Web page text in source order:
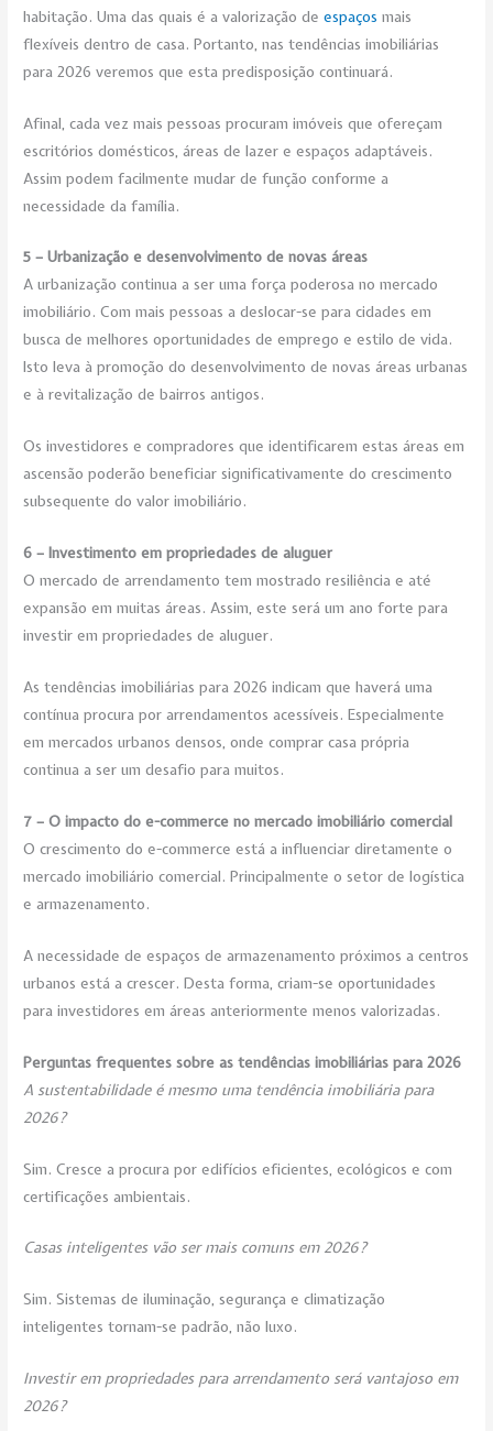
habitação. Uma das quais é a valorização deespaços mais
flexíveis dentro de casa. Portanto, nas tendências imobiliárias
para 2026 veremos que esta predisposição continuará.
Afinal, cada vez mais pessoas procuram imóveis que ofereçam
escritórios domésticos, áreas de lazer e espaços adaptáveis.
Assim podem facilmente mudar de função conforme a
necessidade da família.
5 – Urbanização e desenvolvimento de novas áreas
A urbanização continua a ser uma força poderosa no mercado
imobiliário. Com mais pessoas a deslocar-se para cidades em
busca de melhores oportunidades de emprego e estilo de vida.
Isto leva à promoção do desenvolvimento de novas áreas urbanas
e à revitalização de bairros antigos.
Os investidores e compradores que identificarem estas áreas em
ascensão poderão beneficiar significativamente do crescimento
subsequente do valor imobiliário.
6 – Investimento em propriedades de aluguer
O mercado de arrendamento tem mostrado resiliência e até
expansão em muitas áreas. Assim, este será um ano forte para
investir em propriedades de aluguer.
As tendências imobiliárias para 2026 indicam que haverá uma
contínua procura por arrendamentos acessíveis. Especialmente
em mercados urbanos densos, onde comprar casa própria
continua a ser um desafio para muitos.
7 – O impacto do e-commerce no mercado imobiliário comercial
O crescimento do e-commerce está a influenciar diretamente o
mercado imobiliário comercial. Principalmente o setor de logística
e armazenamento.
A necessidade de espaços de armazenamento próximos a centros
urbanos está a crescer. Desta forma, criam-se oportunidades
para investidores em áreas anteriormente menos valorizadas.
Perguntas frequentes sobre as tendências imobiliárias para 2026
A sustentabilidade é mesmo uma tendência imobiliária para
2026?
Sim. Cresce a procura por edifícios eficientes, ecológicos e com
certificações ambientais.
Casas inteligentes vão ser mais comuns em 2026?
Sim. Sistemas de iluminação, segurança e climatização
inteligentes tornam-se padrão, não luxo.
Investir em propriedades para arrendamento será vantajoso em
2026?